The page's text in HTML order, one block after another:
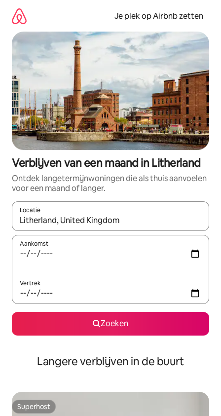
direct
naar
inhoud
Je plek op Airbnb zetten
Verblijven van een maand in Litherland
Ontdek langetermijnwoningen die als thuis aanvoelen
voor een maand of langer.
Locatie
Wanneer er resultaten beschikbaar zijn, maak je een keuze
Aankomst
Vertrek
Zoeken
Langere verblijven in de buurt
Superhost
Superhost